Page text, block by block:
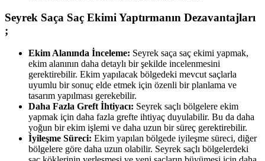
Seyrek Saça Saç Ekimi Yaptırmanın Dezavantajları
;
Ekim Alanında İnceleme: Seyrek saça saç ekimi yapmak,
ekim alanının daha detaylı bir şekilde incelenmesini
gerektirebilir. Ekim yapılacak bölgedeki mevcut saçlarla
uyumlu bir sonuç elde etmek için özenli bir planlama ve
tasarım yapılması gerekebilir.
Daha Fazla Greft İhtiyacı: Seyrek saçlı bölgelere ekim
yapmak için daha fazla grefte ihtiyaç duyulabilir. Bu da daha
yoğun bir ekim işlemi ve daha uzun bir süreç gerektirebilir.
İyileşme Süreci: Ekim yapılan bölgede iyileşme süreci, diğer
bölgelere göre daha uzun olabilir. Seyrek saçlı bölgelerdeki